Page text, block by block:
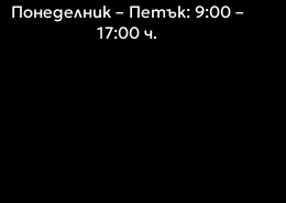
Понеделник – Петък: 9:00 –
17:00 ч.